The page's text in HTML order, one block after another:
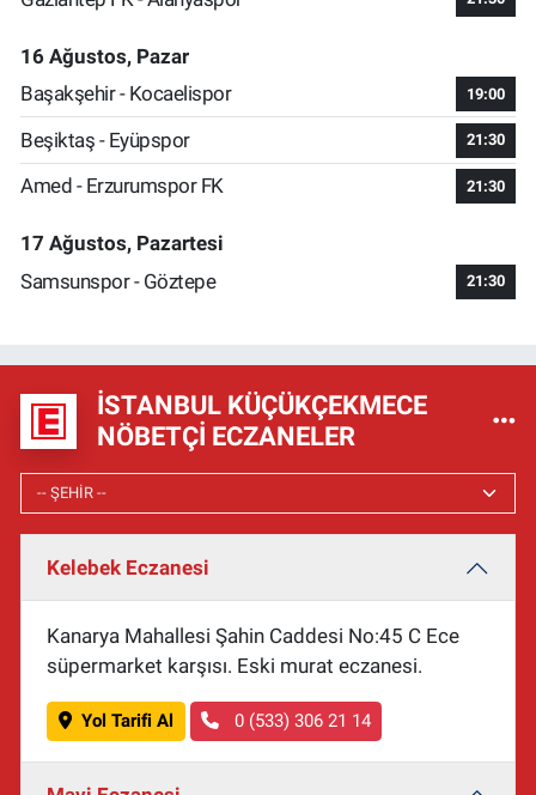
16 Ağustos, Pazar
Başakşehir - Kocaelispor
19:00
Beşiktaş - Eyüpspor 21:30
Amed - Erzurumspor FK 21:30
17 Ağustos, Pazartesi
Samsunspor - Göztepe
21:30
İSTANBUL KÜÇÜKÇEKMECE
NÖBETÇI ECZANELER
Kelebek Eczanesi
Kanarya Mahallesi Şahin Caddesi No:45 C Ece
süpermarket karşısı. Eski murat eczanesi.
Yol Tarifi Al 0 (533) 306 21 14